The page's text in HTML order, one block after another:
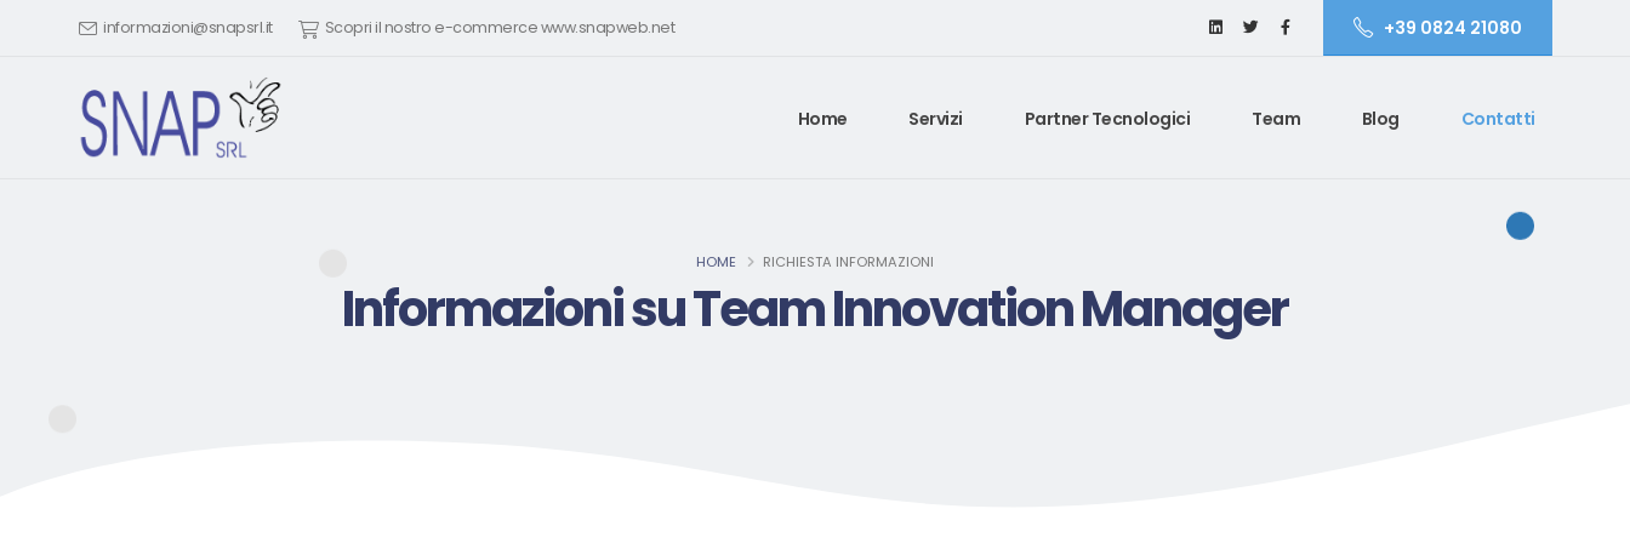
informazioni@snapsrl.it Scopri il nostro e-commerce www.snapweb.net +39 0824 21080
Home Servizi Partner Tecnologici Team Blog Contatti
HOME RICHIESTA INFORMAZIONI
Informazioni su Team Innovation Manager